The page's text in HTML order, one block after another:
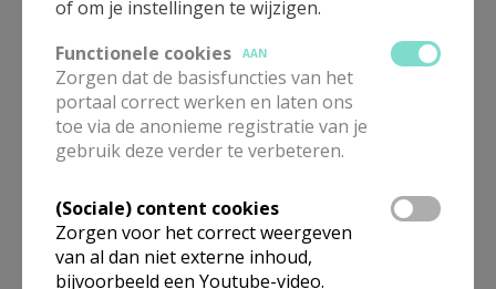
Bekijk de details voor de weekendvieringen die doorgaan
in deze kerk, het adres van de kerk, alsook een lijst met
kerken in de buurt.
ALLE DETAILS TONEN
Verbergen
O.-L.-Vrouw kerk Tielt-winge
Bekijk de details voor de weekendvieringen die doorgaan
of om je instellingen te wijzigen.
Functionele cookies
AAN
Zorgen dat de basisfuncties van het
portaal correct werken en laten ons
toe via de anonieme registratie van je
gebruik deze verder te verbeteren.
(Sociale) content cookies
Zorgen voor het correct weergeven
van al dan niet externe inhoud,
bijvoorbeeld een Youtube-video.